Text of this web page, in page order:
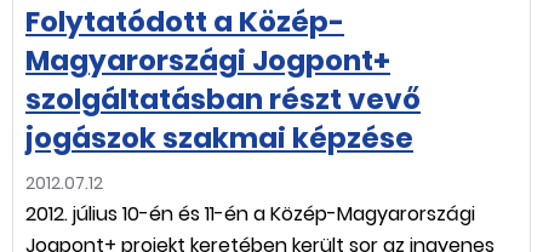
Folytatódott a Közép-
Magyarországi Jogpont+
szolgáltatásban részt vevő
jogászok szakmai képzése
2012.07.12
2012. július 10-én és 11-én a Közép-Magyarországi
Jogpont+ projekt keretében került sor az ingyenes